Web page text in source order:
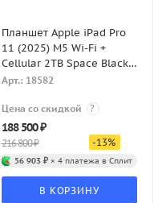
Планшет Apple iPad Pro
11 (2025) M5 Wi-Fi +
Cellular 2TB Space Black
(Черный космос)
Арт.: 18582
Цена со скидкой ?
188 500₽
216 800₽ -13%
56 903 ₽× 4 платежа в Сплит
В КОРЗИНУ